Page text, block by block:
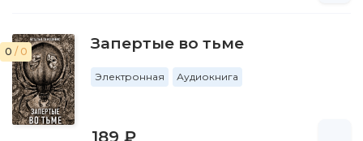
0 / 0 Запертые во тьме
Электронная Аудиокнига